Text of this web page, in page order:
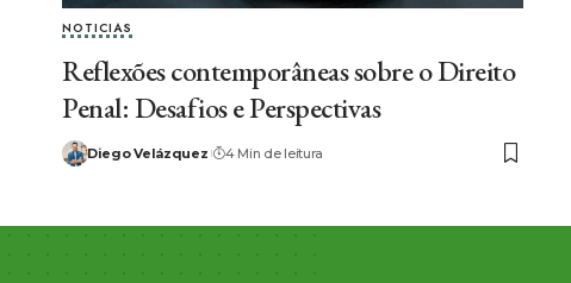
NOTICIAS
Reflexões contemporâneas sobre o Direito
Penal: Desafios e Perspectivas
Diego Velázquez 4 Min de leitura